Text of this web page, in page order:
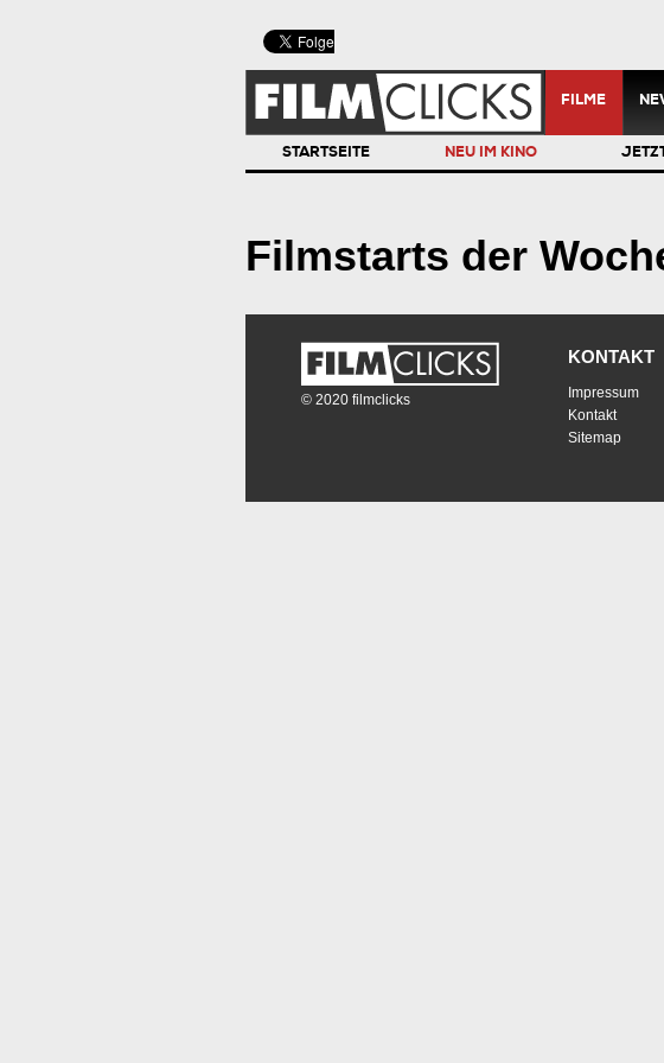
FILME
STARTSEITE NEU IM KINO
Filmstarts der
© 2020 filmclicks
KONTAKT
Impressum
Kontakt
Sitemap